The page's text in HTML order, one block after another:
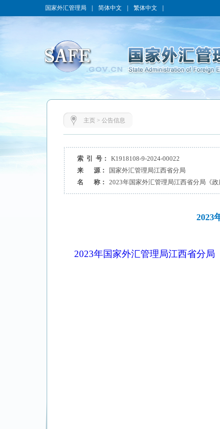
国家外汇管理局 简体中文 繁体中文
主页> 公告信息
索 引 号：
K1918108-9-2024-00022
来 源：
国家外汇管理局江西省分局
名 称：
2023年国家外汇管理局江西省分局《
2023
2023年国家外汇管理局江西省分